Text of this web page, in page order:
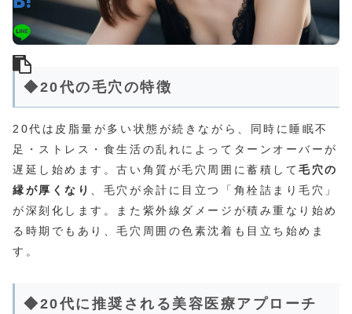
◆20代の毛穴の特徴
20代は皮脂量が多い状態が続きながら、同時に睡眠不
足・ストレス・食生活の乱れによってターンオーバーが
遅延し始めます。古い角質が毛穴周囲に蓄積して毛穴の
縁が厚くなり
、毛穴が余計に目立つ「角栓詰まり毛穴」
が深刻化します。また紫外線ダメージが積み重なり始め
る時期でもあり、毛穴周囲の色素沈着も目立ち始めま
す。
◆20代に推奨される美容医療アプローチ